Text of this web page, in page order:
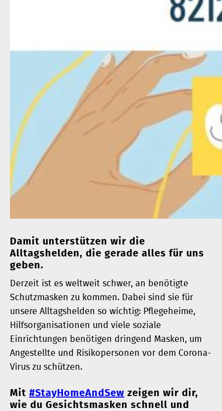
Damit unterstützen wir die
Alltagshelden, die gerade alles für uns
geben.
Derzeit ist es weltweit schwer, an benötigte
Schutzmasken zu kommen. Dabei sind sie für
unsere Alltagshelden so wichtig: Pflegeheime,
Hilfsorganisationen und viele soziale
Einrichtungen benötigen dringend Masken, um
Angestellte und Risikopersonen vor dem Corona-
Virus zu schützen.
Mit #StayHomeAndSew zeigen wir dir,
wie du Gesichtsmasken schnell und